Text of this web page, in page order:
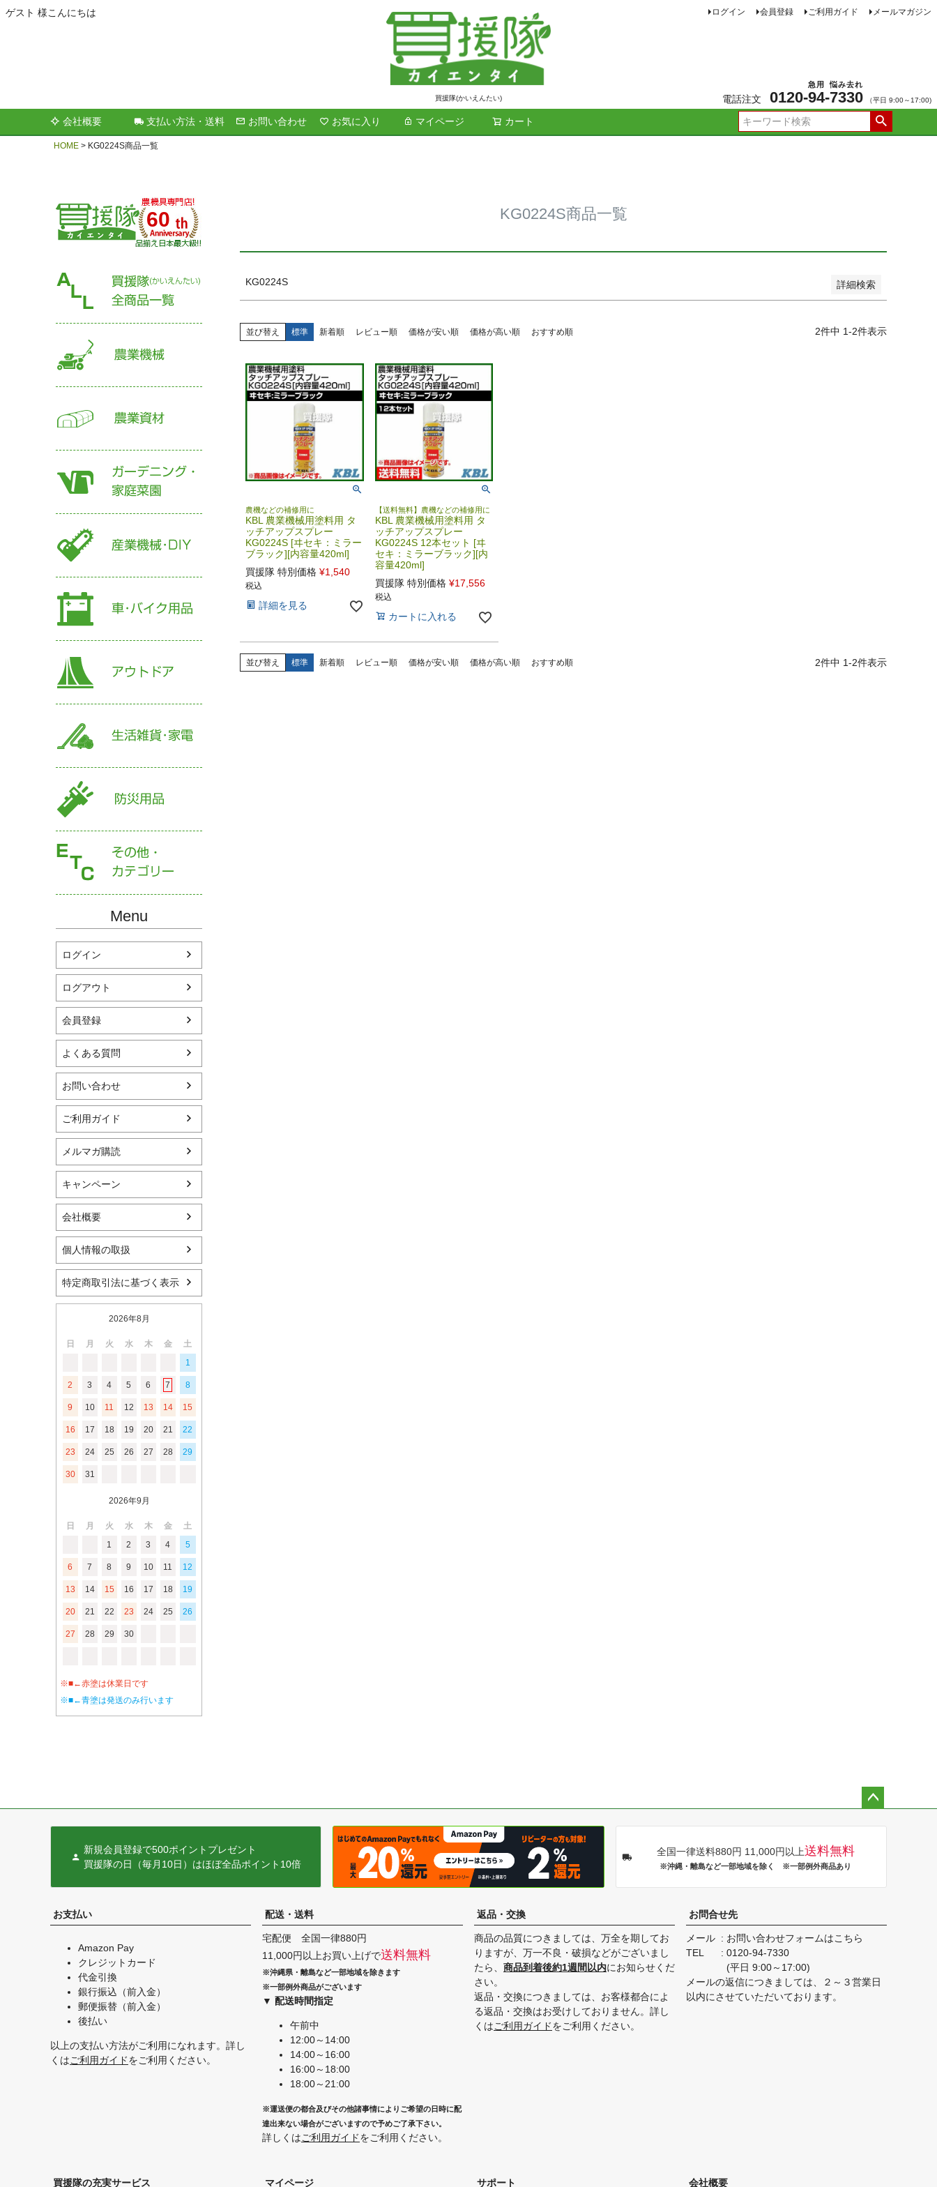
ゲスト 様こんにちは
買援隊(かいえんたい)
ログイン 会員登録 ご利用ガイド メールマガジン
電話注文 0120-94
急用
-7330
悩み去れ
（平日 9:00～17:00)
会社概要 支払い方法・送料 お問い合わせ お気に入り マイページ カート
検索
HOME KG0224S商品一覧
60
Menu
ログイン
ログアウト
会員登録
よくある質問
お問い合わせ
ご利用ガイド
メルマガ購読
キャンペーン
会社概要
個人情報の取扱
特定商取引法に基づく表示
2026年8月
日 月 火 水 木 金
土
1
2 3 4 5 6 7 8
9 10 11 12 13 14 15
16 17 18 19 20 21 22
23 24 25 26 27 28 29
30 31
2026年9月
日 月 火 水 木 金
土
1
2 3 4 5
6 7 8 9 10 11 12
13 14 15 16 17 18 19
20 21 22 23 24 25 26
27 28 29 30
※■←赤塗は休業日です
※■←青塗は発送のみ行います
KG0224S商品一覧
KG0224S 詳細検索
価格
レビュー順
検索
並び替え 標準 新着順 レビュー順 価格が安い順 価格が高い順 おすすめ順 2件中 1-2件表示
農機などの補修用に
KBL 農業機械用塗料用 タ
ッチアップスプレー
KG0224S [ヰセキ：ミラー
ブラック][内容量420ml]
買援隊 特別価格 ¥1,540
税込
詳細を見る
【送料無料】農機などの補修用に
KBL 農業機械用塗料用 タ
ッチアップスプレー
KG0224S 12本セット [ヰ
セキ：ミラーブラック][内
容量420ml]
買援隊 特別価格 ¥17,556
税込
カートに入れる
並び替え 標準 新着順 レビュー順 価格が安い順 価格が高い順 おすすめ順 2件中 1-2件表示
新規会員登録で500ポイントプレゼント
買援隊の日（毎月10日）はほぼ全品ポイント10倍
全国一律送料880円 11,000円以上送料無料
※沖縄・離島など一部地域を除く ※一部例外商品あり
お支払い
Amazon Pay
クレジットカード
代金引換
銀行振込（前入金）
郵便振替（前入金）
後払い
以上の支払い方法がご利用になれます。詳し
くはご利用ガイドをご利用ください。
配送・送料
宅配便 全国一律880円
11,000円以上お買い上げで送料無料
※沖縄県・離島など一部地域を除きます
※一部例外商品がございます
▼ 配送時間指定
午前中
12:00～14:00
14:00～16:00
16:00～18:00
18:00～21:00
※運送便の都合及びその他諸事情によりご希望の日時に配
達出来ない場合がございますので予めご了承下さい。
詳しくはご利用ガイドをご利用ください。
返品・交換
商品の品質につきましては、万全を期してお
りますが、万一不良・破損などがございまし
たら、 商品到着後約1週間以内にお知らせくだ
さい。
返品・交換につきましては、お客様都合によ
る返品・交換はお受けしておりません。詳し
くはご利用ガイドをご利用ください。
お問合せ先
メール
お問い合わせフォームはこちら
TEL
0120-94-7330
(平日 9:00～17:00)
メールの返信につきましては、２～３営業日
以内にさせていただいております。
買援隊の充実サービス マイページ サポート 会社概要